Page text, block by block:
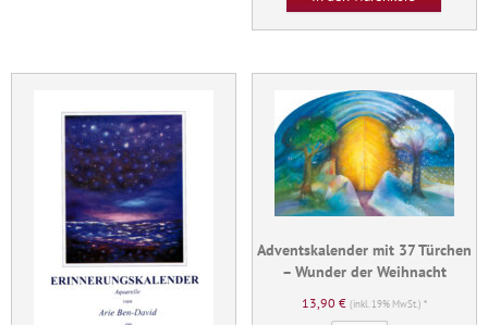
Menge
Adventskalender mit 37 Türchen
– Wunder der Weihnacht
13,90 € (inkl. 19% MwSt.) *